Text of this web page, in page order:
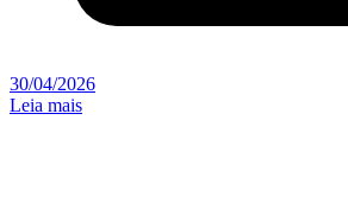
30/04/2026
Leia mais